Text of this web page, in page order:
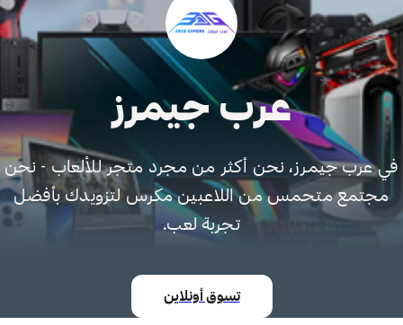
عرب جيمرز
في عرب جيمرز، نحن أكثر من مجرد متجر للألعاب - نحن
مجتمع متحمس من اللاعبين مكرس لتزويدك بأفضل
تجربة لعب.
تسوق أونلاين